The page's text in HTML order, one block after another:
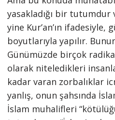
yasakladığı bir tutumdur
yine Kur’an’ın ifadesiyle,
boyutlarıyla yapılır.
Günümüzde birçok
olarak niteledikleri
kadar varan zorbalıklar
yanlış, onun şahsında
İslam muhalifleri